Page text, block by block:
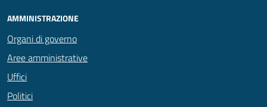
AMMINISTRAZIONE
Organi di governo
Aree amministrative
Uffici
Politici